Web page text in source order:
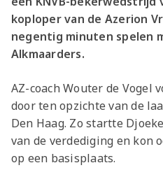
koploper van de Azerion
negentig minuten spelen
Alkmaarders.
AZ-coach Wouter de Vogel
door ten opzichte van de
Den Haag. Zo startte
van de verdediging en kon
op een basisplaats.